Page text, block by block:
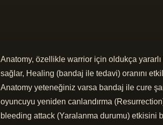
Anatomy, özellikle warrior için oldukça yararlı
sağlar, Healing (bandaj ile tedavi) oranını
Anatomy yeteneğiniz varsa bandaj ile cure
oyuncuyu yeniden canlandırma
bleeding attack (Yaralanma durumu) etkisini